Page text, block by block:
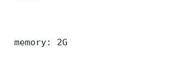
memory: 2G